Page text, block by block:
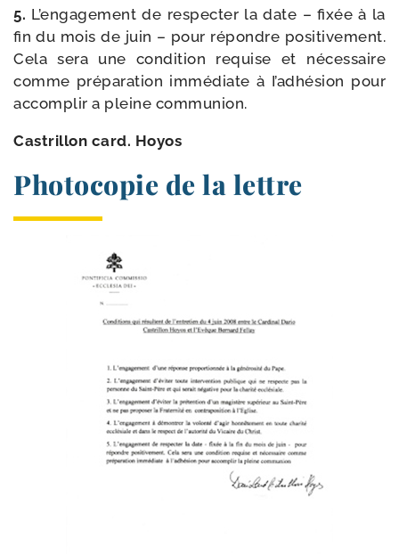
5. L’engagement de res­pec­ter la date – fixée à la
fin du mois de juin – pour répondre posi­ti­ve­ment.
Cela sera une condi­tion requise et néces­saire
comme pré­pa­ra­tion immé­diate à I’adhésion pour
accom­plir a pleine communion.
Castrillon card. Hoyos
Photocopie de la lettre